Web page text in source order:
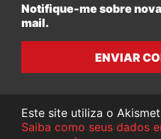
Notifique-me sobre
mail.
ENVIAR
Este site utiliza o
Saiba como seus dados